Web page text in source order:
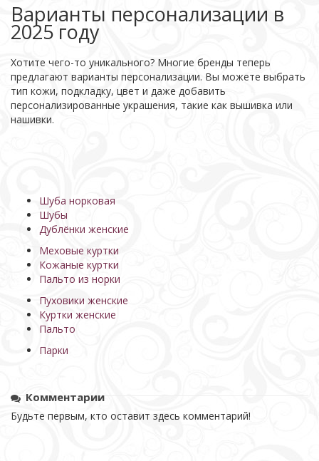
Варианты персонализации в
2025 году
Хотите чего-то уникального? Многие бренды теперь
предлагают варианты персонализации. Вы можете выбрать
тип кожи, подкладку, цвет и даже добавить
персонализированные украшения, такие как вышивка или
нашивки.
Шуба норковая
Шубы
Дублёнки женские
Меховые куртки
Кожаные куртки
Пальто из норки
Пуховики женские
Куртки женские
Пальто
Парки
Комментарии
Будьте первым, кто оставит здесь комментарий!